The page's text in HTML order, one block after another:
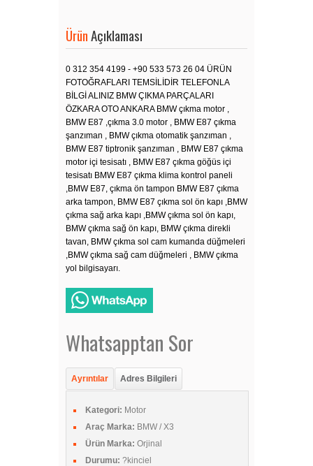
Ürün Açıklaması
0 312 354 4199 - +90 533 573 26 04 ÜRÜN
FOTOĞRAFLARI TEMSİLİDİR TELEFONLA
BİLGİ ALINIZ BMW ÇIKMA PARÇALARI
ÖZKARA OTO ANKARA BMW çıkma motor ,
BMW E87 ,çıkma 3.0 motor , BMW E87 çıkma
şanzıman , BMW çıkma otomatik şanzıman ,
BMW E87 tiptronik şanzıman , BMW E87 çıkma
motor içi tesisatı , BMW E87 çıkma göğüs içi
tesisatı BMW E87 çıkma klima kontrol paneli
,BMW E87, çıkma ön tampon BMW E87 çıkma
arka tampon, BMW E87 çıkma sol ön kapı ,BMW
çıkma sağ arka kapı ,BMW çıkma sol ön kapı,
BMW çıkma sağ ön kapı, BMW çıkma direkli
tavan, BMW çıkma sol cam kumanda düğmeleri
,BMW çıkma sağ cam düğmeleri , BMW çıkma
yol bilgisayarı.
Whatsapptan Sor
Ayrıntılar Adres Bilgileri
Kategori: Motor
Araç Marka: BMW / X3
Ürün Marka: Orjinal
Durumu: ?kinciel